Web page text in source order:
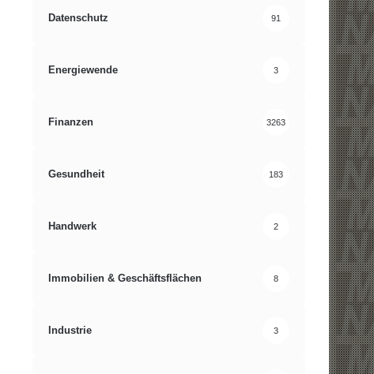
Datenschutz 91
Energiewende 3
Finanzen 3263
Gesundheit 183
Handwerk 2
Immobilien & Geschäftsflächen 8
Industrie 3